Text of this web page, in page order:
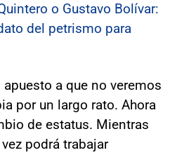
o Gustavo Bolívar:
del petrismo para
a que no veremos
por un largo rato. Ahora
de estatus. Mientras
podrá trabajar